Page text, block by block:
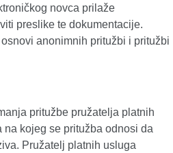
novca prilaže
preslike te dokumentacije.
anonimnih pritužbi i pritužbi
pritužbe pružatelja platnih
kojeg se pritužba odnosi da
Pružatelj platnih usluga